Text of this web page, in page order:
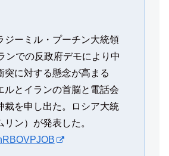
ジーミル・プーチン大統領
ンでの反政府デモにより中
突に対する懸念が高まる
ルとイランの首脳と電話会
裁を申し出た。ロシア大統
リン）が発表した。